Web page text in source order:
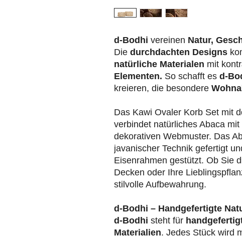
d-Bodhi vereinen Natur,
Die durchdachten Designs
natürliche Materialen mit
Elementen. So schafft es d-
kreieren, die besondere
Das Kawi Ovaler Korb Set mit
verbindet natürliches Abaca
dekorativen Webmuster. Das
javanischer Technik gefertigt
Eisenrahmen gestützt. Ob Sie
Decken oder Ihre
stilvolle Aufbewahrung.
d-Bodhi – Handgefertigte
d-Bodhi steht für
Materialien. Jedes Stück wird